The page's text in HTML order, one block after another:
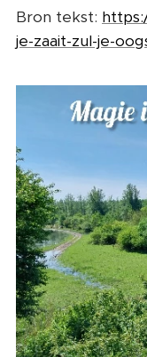
Bron tekst:
je-zaait-zul-je-